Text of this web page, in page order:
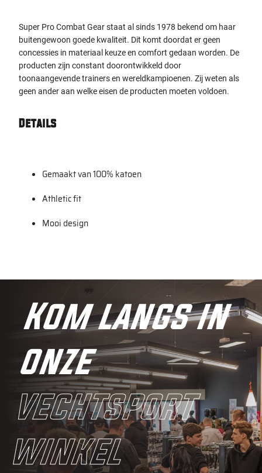
Super Pro Combat Gear staat al sinds 1978 bekend om haar
buitengewoon goede kwaliteit. Dit komt doordat er geen
concessies in materiaal keuze en comfort gedaan worden. De
producten zijn constant doorontwikkeld door
toonaangevende trainers en wereldkampioenen. Zij weten als
geen ander aan welke eisen de producten moeten voldoen.
Details
Gemaakt van 100% katoen
Athletic fit
Mooi design
Kom langs in
onze
vechtsport
winkel